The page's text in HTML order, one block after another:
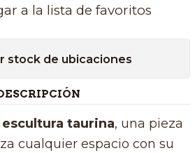
a la lista de favoritos
stock de ubicaciones
escultura taurina, una pieza
cualquier espacio con su